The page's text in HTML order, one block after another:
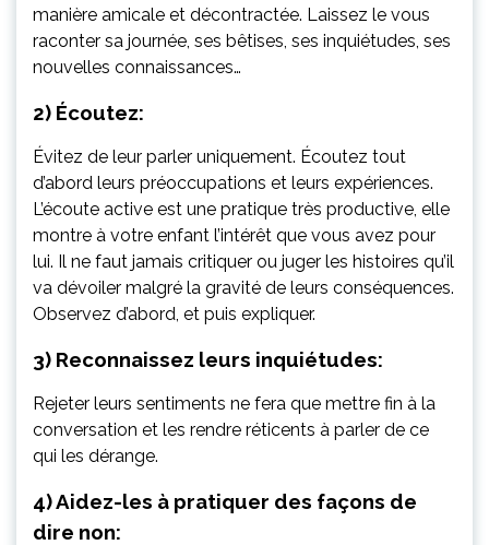
manière amicale et décontractée. Laissez le vous
raconter sa journée, ses bêtises, ses inquiétudes, ses
nouvelles connaissances…
2) Écoutez:
Évitez de leur parler uniquement. Écoutez tout
d’abord leurs préoccupations et leurs expériences.
L’écoute active est une pratique très productive, elle
montre à votre enfant l’intérêt que vous avez pour
lui. Il ne faut jamais critiquer ou juger les histoires qu’il
va dévoiler malgré la gravité de leurs conséquences.
Observez d’abord, et puis expliquer.
3) Reconnaissez leurs inquiétudes:
Rejeter leurs sentiments ne fera que mettre fin à la
conversation et les rendre réticents à parler de ce
qui les dérange.
4) Aidez-les à pratiquer des façons de
dire non: